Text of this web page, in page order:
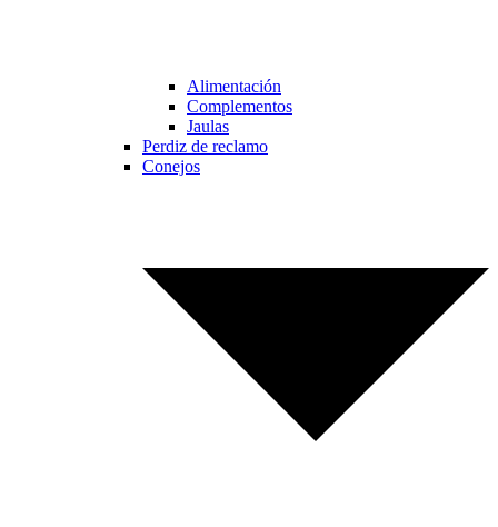
Alimentación
Complementos
Jaulas
Perdiz de reclamo
Conejos